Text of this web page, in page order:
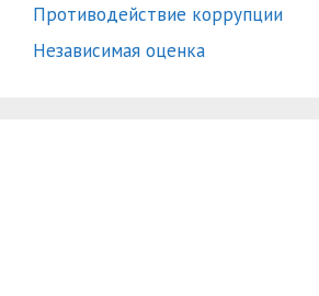
Противодействие коррупции
Независимая оценка